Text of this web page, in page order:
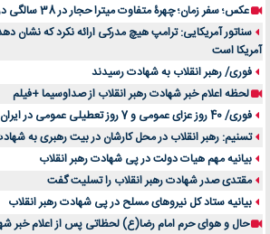
عکس؛ سفر زمان؛ چهرۀ متفاوت میترا حجار در 38 سالگی در فیلم 360 درجه
سناتور آمریکایی: ترامپ هیچ مدرکی ارائه نکرد که نشان
آمریکا است
فوری/ رهبر انقلاب به شهادت رسیدند
لحظه اعلام خبر شهادت رهبر انقلاب از صداوسیما +فیلم
فوری/ 40 روز عزای عمومی و 7 روز تعطیلی عمومی در ایران اعلام شد
تسنیم: رهبر انقلاب در محل کارشان در بیت رهبری به
بیانیه مهم هیات دولت در پی شهادت رهبر انقلاب
مقتدی صدر شهادت رهبر انقلاب را تسلیت گفت
بیانیه ستاد کل نیروهای مسلح در پی شهادت رهبر انقلاب
حال و هوای حرم امام رضا(ع) لحظاتی پس از اعلام خبر